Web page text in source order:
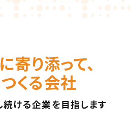
寄り添って、
くる会社
ける企業を⽬指します